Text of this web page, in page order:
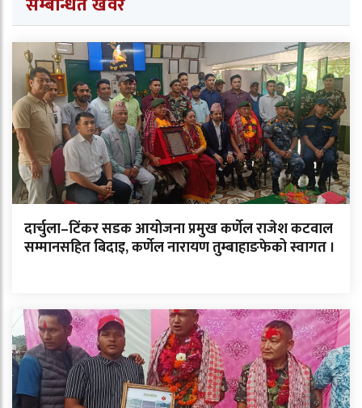
दार्चुला–टिंकर सडक आयोजना प्रमुख कर्णेल राजेश कटवाल
सम्मानसहित बिदाइ, कर्णेल नारायण तुम्बाहाङफेको स्वागत ।